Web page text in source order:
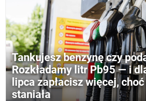
Tankujesz benzynę czy
Rozkładamy litr Pb95 — i
lipca zapłacisz więcej,
staniała